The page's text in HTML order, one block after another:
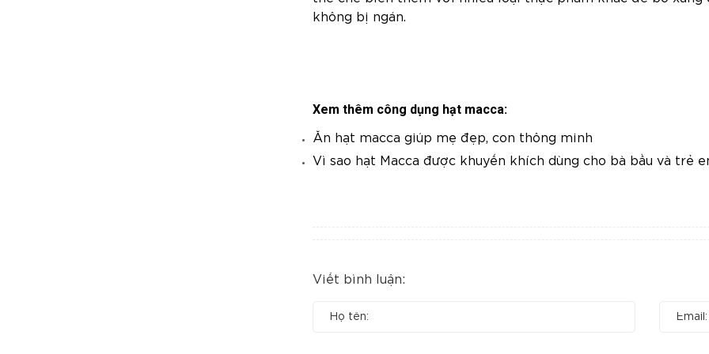
không bị ngán.
Xem thêm công dụng hạt macca:
Ăn hạt macca giúp mẹ đẹp, con thông minh
Vì sao hạt Macca được khuyến khích dùng cho bà bầu và trẻ
Viết bình luận: